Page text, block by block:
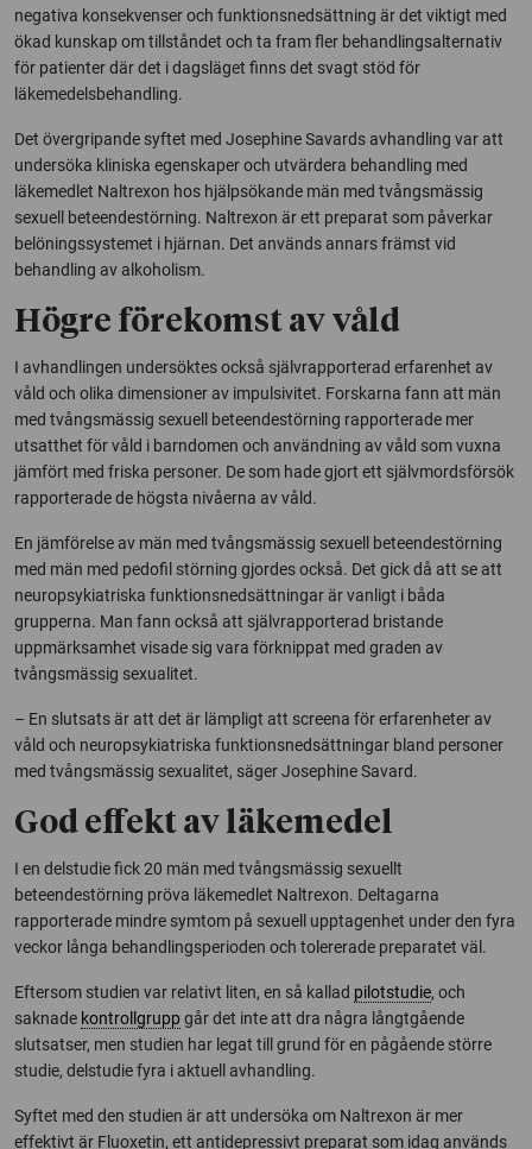
negativa konsekvenser och funktionsnedsättning är det viktigt med
ökad kunskap om tillståndet och ta fram fler behandlingsalternativ
för patienter där det i dagsläget finns det svagt stöd för
läkemedelsbehandling.
Det övergripande syftet med Josephine Savards avhandling var att
undersöka kliniska egenskaper och utvärdera behandling med
läkemedlet Naltrexon hos hjälpsökande män med tvångsmässig
sexuell beteendestörning. Naltrexon är ett preparat som påverkar
belöningssystemet i hjärnan. Det används annars främst vid
behandling av alkoholism.
Högre förekomst av våld
I avhandlingen undersöktes också självrapporterad erfarenhet av
våld och olika dimensioner av impulsivitet. Forskarna fann att män
med tvångsmässig sexuell beteendestörning rapporterade mer
utsatthet för våld i barndomen och användning av våld som vuxna
jämfört med friska personer. De som hade gjort ett självmordsförsök
rapporterade de högsta nivåerna av våld.
En jämförelse av män med tvångsmässig sexuell beteendestörning
med män med pedofil störning gjordes också. Det gick då att se att
neuropsykiatriska funktionsnedsättningar är vanligt i båda
grupperna. Man fann också att självrapporterad bristande
uppmärksamhet visade sig vara förknippat med graden av
tvångsmässig sexualitet.
– En slutsats är att det är lämpligt att screena för erfarenheter av
våld och neuropsykiatriska funktionsnedsättningar bland personer
med tvångsmässig sexualitet, säger Josephine Savard.
God effekt av läkemedel
I en delstudie fick 20 män med tvångsmässig sexuellt
beteendestörning pröva läkemedlet Naltrexon. Deltagarna
rapporterade mindre symtom på sexuell upptagenhet under den fyra
veckor långa behandlingsperioden och tolererade preparatet väl.
Eftersom studien var relativt liten, en så kallad pilotstudie, och
saknade kontrollgrupp går det inte att dra några långtgående
slutsatser, men studien har legat till grund för en pågående större
studie, delstudie fyra i aktuell avhandling.
Syftet med den studien är att undersöka om Naltrexon är mer
effektivt är Fluoxetin, ett antidepressivt preparat som idag används